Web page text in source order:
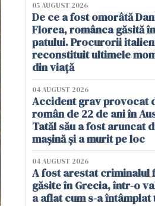
05 AUGUST 2026
De ce a fost omorâtă
Florea, românca găsită
patului. Procurorii
reconstituit ultimele
din viață
04 AUGUST 2026
Accident grav provocat
român de 22 de ani în
Tatăl său a fost aruncat
mașină și a murit pe loc
04 AUGUST 2026
A fost arestat criminalul
găsite în Grecia, într-o
a aflat cum s-a întâmplat